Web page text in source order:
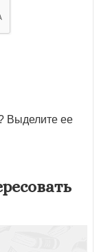
Выделите ее